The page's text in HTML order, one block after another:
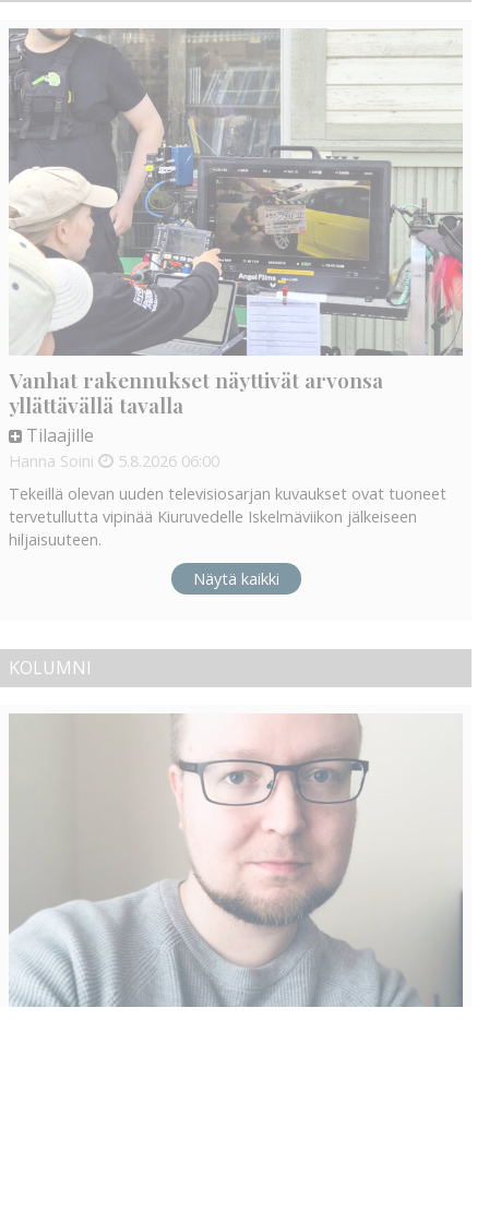
Vanhat rakennukset näyttivät arvonsa
yllättävällä tavalla
Tilaajille
Hanna Soini 5.8.2026 06:00
Tekeillä olevan uuden televisiosarjan kuvaukset ovat tuoneet
tervetullutta vipinää Kiuruvedelle Iskelmäviikon jälkeiseen
hiljaisuuteen.
Näytä kaikki
KOLUMNI